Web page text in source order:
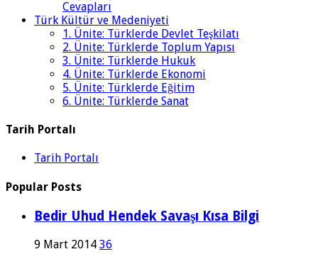
Cevapları
Türk Kültür ve Medeniyeti
1. Ünite: Türklerde Devlet Teşkilatı
2. Ünite: Türklerde Toplum Yapısı
3. Ünite: Türklerde Hukuk
4. Ünite: Türklerde Ekonomi
5. Ünite: Türklerde Eğitim
6. Ünite: Türklerde Sanat
Tarih Portalı
Tarih Portalı
Popular Posts
Bedir Uhud Hendek Savaşı Kısa Bilgi
9 Mart 2014 36